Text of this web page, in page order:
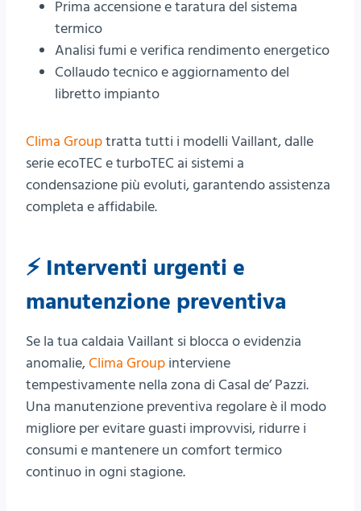
Prima accensione e taratura del sistema
termico
Analisi fumi e verifica rendimento energetico
Collaudo tecnico e aggiornamento del
libretto impianto
Clima Grouptratta tutti i modelli Vaillant, dalle
serie ecoTEC e turboTEC ai sistemi a
condensazione più evoluti, garantendo assistenza
completa e affidabile.
⚡ Interventi urgenti e
manutenzione preventiva
Se la tua caldaia Vaillant si blocca o evidenzia
anomalie,Clima Group interviene
tempestivamente nella zona di Casal de’ Pazzi.
Una manutenzione preventiva regolare è il modo
migliore per evitare guasti improvvisi, ridurre i
consumi e mantenere un comfort termico
continuo in ogni stagione.